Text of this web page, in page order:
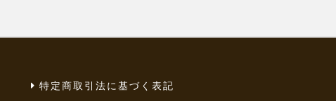
特定商取引法に基づく表記